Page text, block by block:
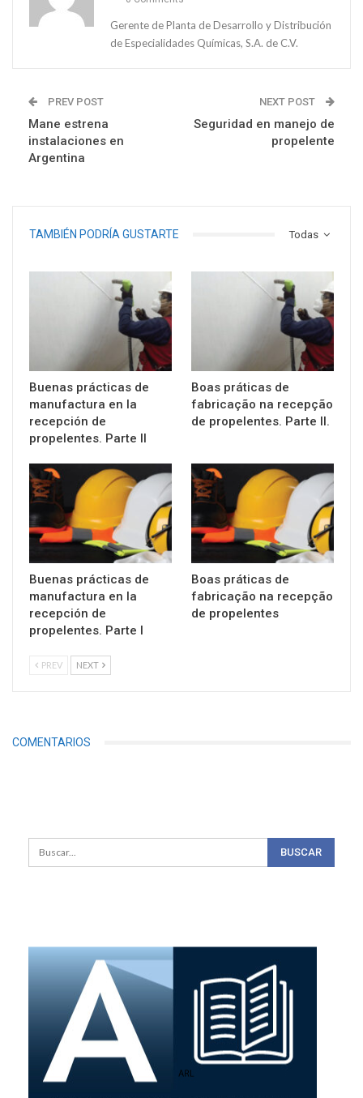
Gerente de Planta de Desarrollo y Distribución
de Especialidades Químicas, S.A. de C.V.
PREV POST
Mane estrena
instalaciones en
Argentina
NEXT POST
Seguridad en manejo de
propelente
Todas
TAMBIÉN PODRÍA GUSTARTE
Buenas prácticas de
manufactura en la
recepción de
propelentes. Parte II
Boas práticas de
fabricação na recepção
de propelentes. Parte II.
Buenas prácticas de
manufactura en la
recepción de
propelentes. Parte I
Boas práticas de
fabricação na recepção
de propelentes
PREV NEXT
COMENTARIOS